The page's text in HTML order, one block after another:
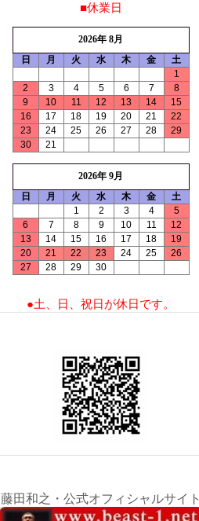
■休業日
2026年 8月
日
月 火 水 木 金
土
1
2
3 4 5 6 7
8
9
10 11 12 13 14
15
16
17 18 19 20 21
22
23
24 25 26 27 28
29
30
21
2026年 9月
日
月 火 水 木 金
土
1
2 3 4
5
6
7 8 9 10 11
12
13
14 15 16 17 18
19
20
21 22 23 24 25
26
27
28 29 30
●土、日、祝日が休日です。
藤田和之・公式オフィシャルサイト